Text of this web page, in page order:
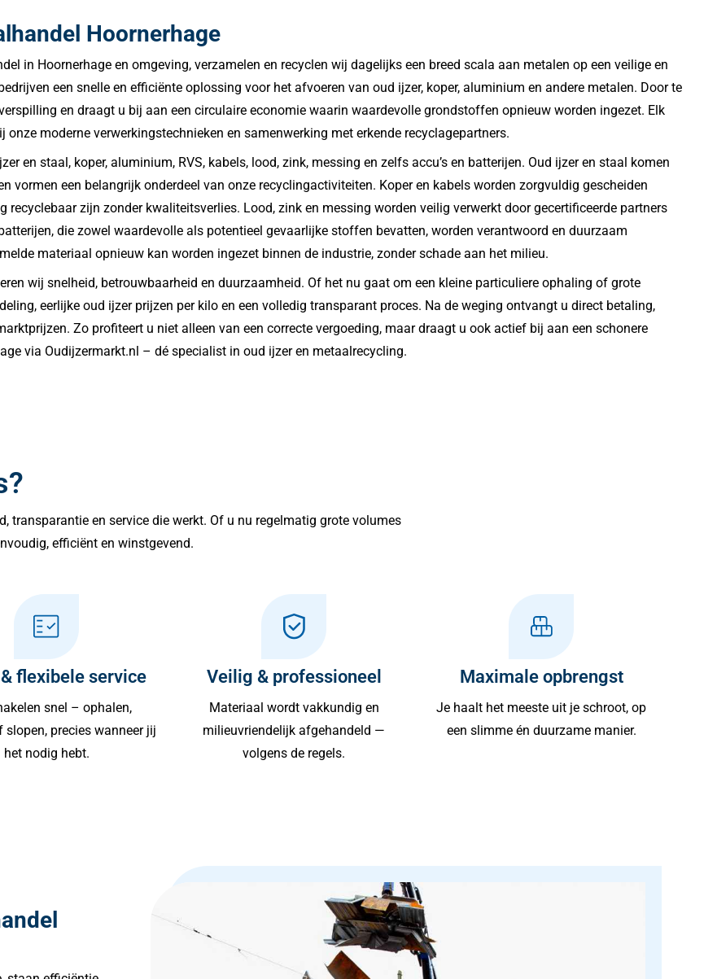
Hoornerhage
in Hoornerhage en omgeving, verzamelen en recyclen wij dagelijks een breed scala aan metalen op een veilige en
een snelle en efficiënte oplossing voor het afvoeren van oud ijzer, koper, aluminium en andere metalen. Door te
en draagt u bij aan een circulaire economie waarin waardevolle grondstoffen opnieuw worden ingezet. Elk
moderne verwerkingstechnieken en samenwerking met erkende recyclagepartners.
en staal, koper, aluminium, RVS, kabels, lood, zink, messing en zelfs accu’s en batterijen. Oud ijzer en staal komen
vormen een belangrijk onderdeel van onze recyclingactiviteiten. Koper en kabels worden zorgvuldig gescheiden
zijn zonder kwaliteitsverlies. Lood, zink en messing worden veilig verwerkt door gecertificeerde partners
die zowel waardevolle als potentieel gevaarlijke stoffen bevatten, worden verantwoord en duurzaam
materiaal opnieuw kan worden ingezet binnen de industrie, zonder schade aan het milieu.
wij snelheid, betrouwbaarheid en duurzaamheid. Of het nu gaat om een kleine particuliere ophaling of grote
eerlijke oud ijzer prijzen per kilo en een volledig transparant proces. Na de weging ontvangt u direct betaling,
Zo profiteert u niet alleen van een correcte vergoeding, maar draagt u ook actief bij aan een schonere
via Oudijzermarkt.nl – dé specialist in oud ijzer en metaalrecycling.
transparantie en service die werkt. Of u nu regelmatig grote volumes
efficiënt en winstgevend.
flexibele service
snel – ophalen,
slopen, precies wanneer jij
het nodig hebt.
Veilig & professioneel
Materiaal wordt vakkundig en
milieuvriendelijk afgehandeld —
volgens de regels.
Maximale opbrengst
Je haalt het meeste uit je schroot, op
een slimme én duurzame manier.